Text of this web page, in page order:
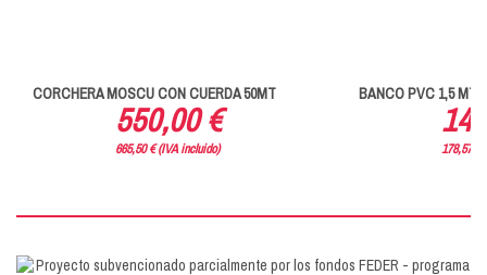
CORCHERA MOSCU CON CUERDA 50MT
550,00 €
665,50 € (IVA incluido)
BANCO PVC 1,5 MTS
178,57 €